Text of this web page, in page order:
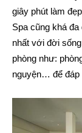
giây phút làm
Spa cũng khá
nhất với đời
phòng như:
nguyện… để đáp